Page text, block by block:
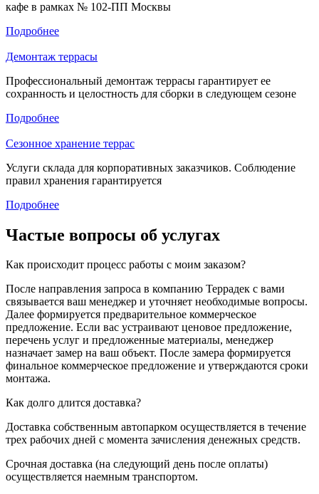
кафе в рамках № 102-ПП Москвы
Подробнее
Демонтаж террасы
Профессиональный демонтаж террасы гарантирует ее
сохранность и целостность для сборки в следующем сезоне
Подробнее
Сезонное хранение террас
Услуги склада для корпоративных заказчиков. Соблюдение
правил хранения гарантируется
Подробнее
Частые вопросы об услугах
Как происходит процесс работы с моим заказом?
После направления запроса в компанию Террадек с вами
связывается ваш менеджер и уточняет необходимые вопросы.
Далее формируется предварительное коммерческое
предложение. Если вас устраивают ценовое предложение,
перечень услуг и предложенные материалы, менеджер
назначает замер на ваш объект. После замера формируется
финальное коммерческое предложение и утверждаются сроки
монтажа.
Как долго длится доставка?
Доставка собственным автопарком осуществляется в течение
трех рабочих дней с момента зачисления денежных средств.
Срочная доставка (на следующий день после оплаты)
осуществляется наемным транспортом.